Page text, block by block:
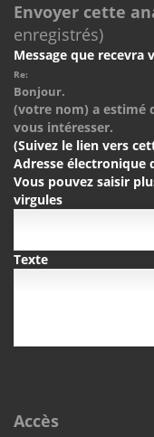
Envoyer cette
enregistrés)
Message que recevra
Re:
Bonjour.
(votre nom) a estimé
vous intéresser.
(Suivez le lien vers
Adresse électronique
Vous pouvez saisir
virgules
Texte
Accès